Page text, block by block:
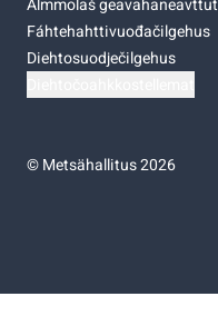
Almmolaš geavahaneavttut
Fáhtehahttivuođačilgehus
Diehtosuodječilgehus
©Metsähallitus 2026